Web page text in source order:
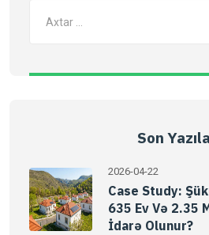
Son
2026-04-22
Case Study:
635 Ev Və 2.35
İdarə Olunur?